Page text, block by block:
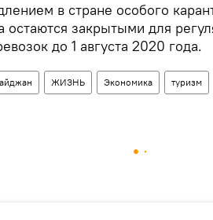
в стране особого
остаются закрытыми для
до 1 августа 2020 года.
ЖИЗНЬ Экономика туризм